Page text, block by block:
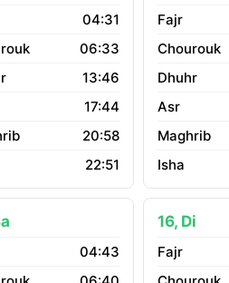
04:31
06:33
13:46
17:44
20:58
22:51
04:43
16, Di